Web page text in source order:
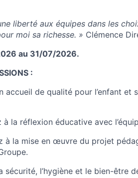
liberté aux équipes dans les
moi sa richesse. » Clémence
au 31/07/2026.
:
accueil de qualité pour l’enfant et
la réflexion éducative avec
à la mise en œuvre du projet
sécurité, l’hygiène et le bien-être